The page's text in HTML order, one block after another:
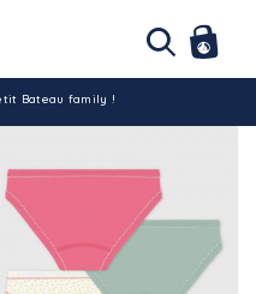
Bateau family !
en Tunisie !
bancaire (hors promo)